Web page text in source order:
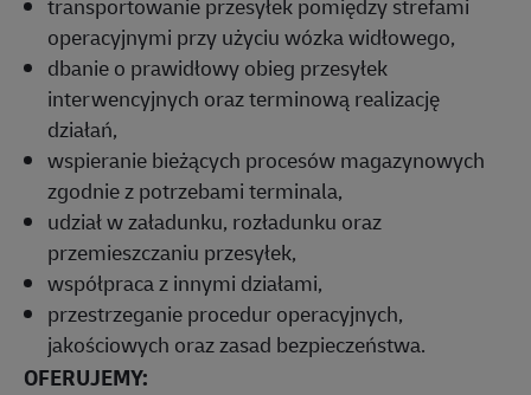
operacyjnymi przy użyciu wózka widłowego,
dbanie o prawidłowy obieg przesyłek
interwencyjnych oraz terminową realizację
działań,
wspieranie bieżących procesów magazynowych
zgodnie z potrzebami terminala,
udział w załadunku, rozładunku oraz
przemieszczaniu przesyłek,
współpraca z innymi działami,
przestrzeganie procedur operacyjnych,
jakościowych oraz zasad bezpieczeństwa.
OFERUJEMY: